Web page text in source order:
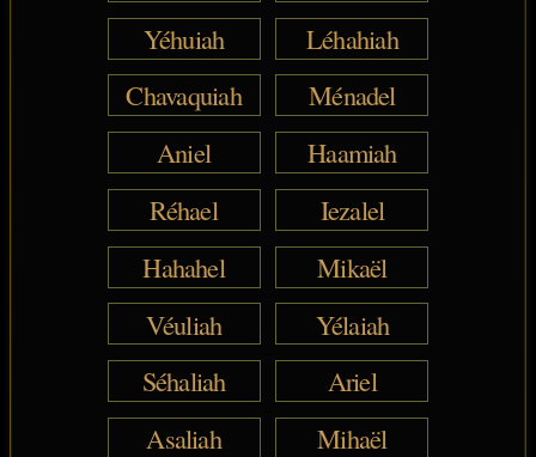
Yéhuiah
Léhahiah
Chavaquiah
Ménadel
Aniel
Haamiah
Réhael
Iezalel
Hahahel
Mikaël
Véuliah
Yélaiah
Séhaliah
Ariel
Asaliah
Mihaël